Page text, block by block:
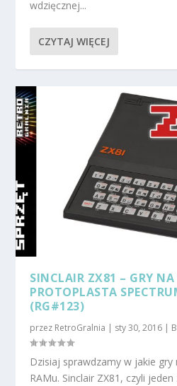
wdzięcznej...
CZYTAJ WIĘCEJ
SINCLAIR ZX81 – GRY
PROTOPLASTA
(RG#123)
przez RetroGralnia sty 30, 2016
Dzisiaj sprawdzamy w jakie
RAMu. Sinclair ZX81, czyli jeden